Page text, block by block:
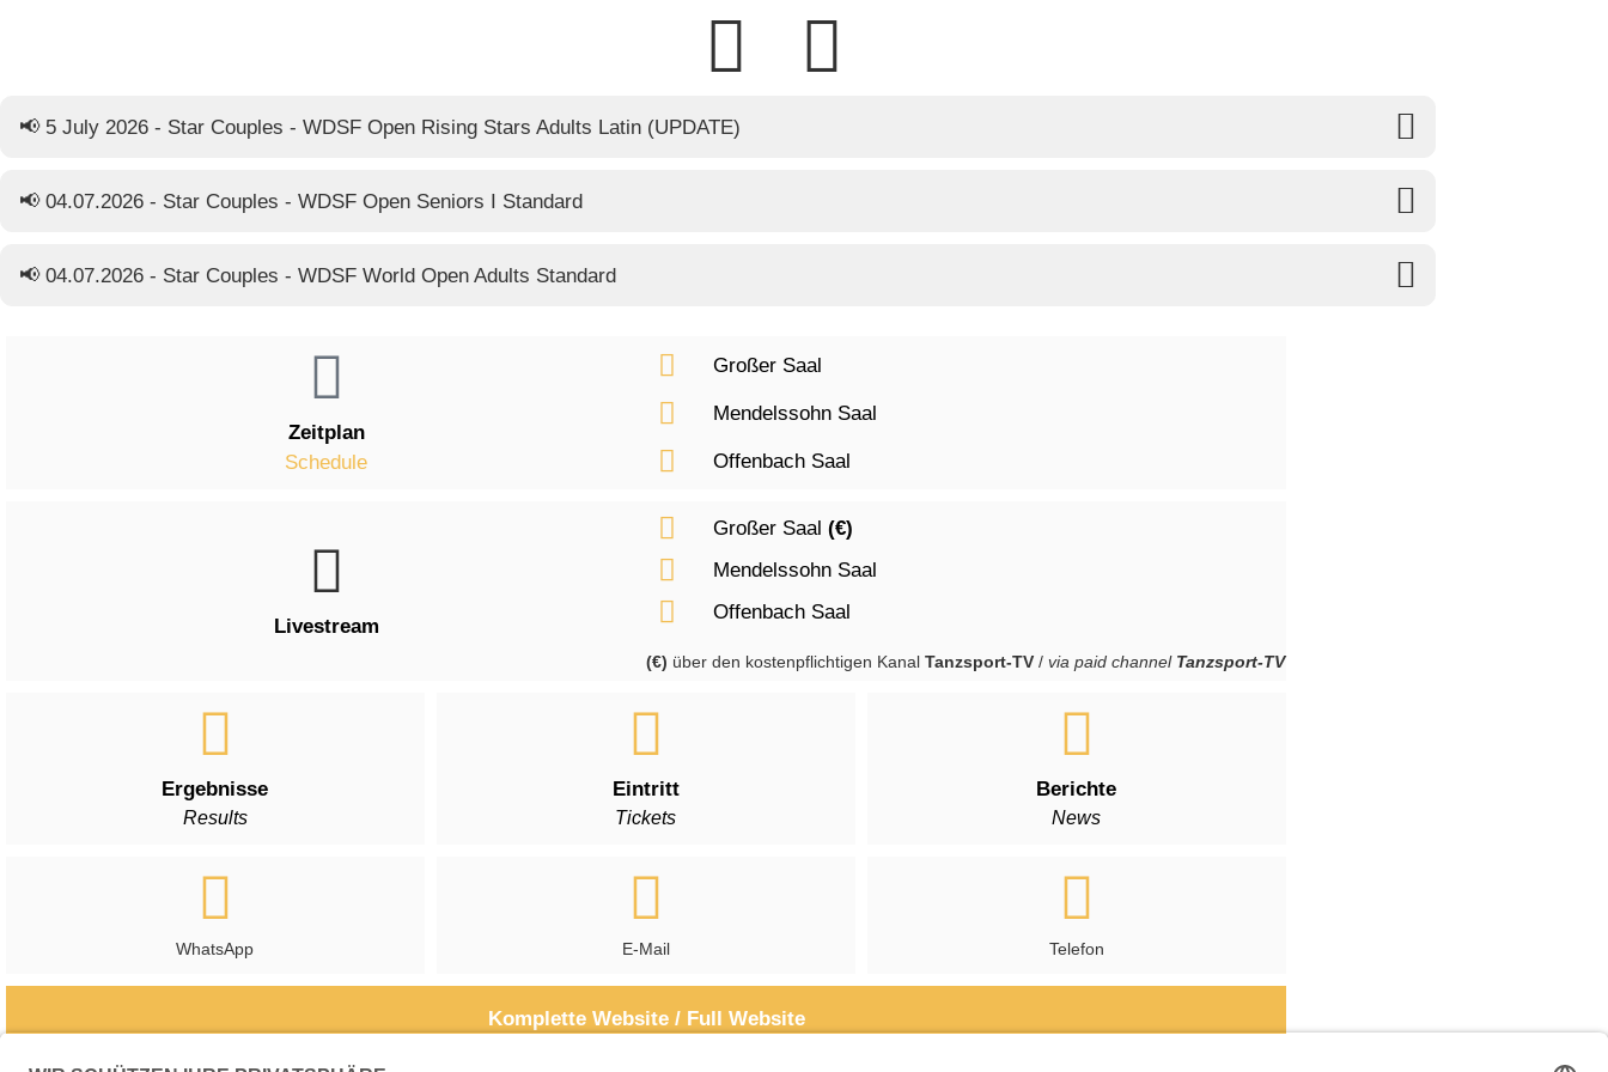
📢 5 July 2026 - Star Couples - WDSF Open Rising Stars Adults Latin (UPDATE)
📢 04.07.2026 - Star Couples - WDSF Open Seniors I Standard
📢 04.07.2026 - Star Couples - WDSF World Open Adults Standard
Zeitplan
Schedule
Großer Saal
Mendelssohn Saal
Offenbach Saal
Livestream
Großer Saal(€)
Mendelssohn Saal
Offenbach Saal
(€) über den kostenpflichtigen Kanal Tanzsport-TV / via paid channel Tanzsport-TV
Ergebnisse
Results
Eintritt
Tickets
Berichte
News
WhatsApp E-Mail Telefon
Komplette Website / Full Website